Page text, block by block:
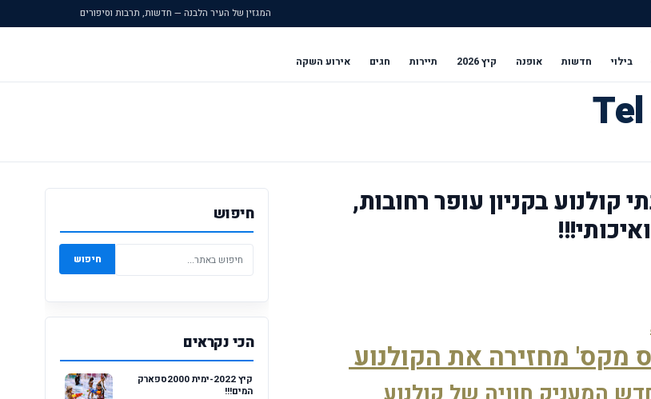
המגזין של העיר הלבנה — חדשות, תרבות וסיפורים
בילוי חדשות אופנה קיץ 2026 תיירות חגים אירוע השקה
קולנוע בקניון עופר רחובות,
בשורה לתושבי רחובות: 'גלובוס מקס' מחזירה את הקולנוע
חיפוש
חיפוש
הכי נקראים
קיץ 2022-ימית 2000ספארק
המים!!!